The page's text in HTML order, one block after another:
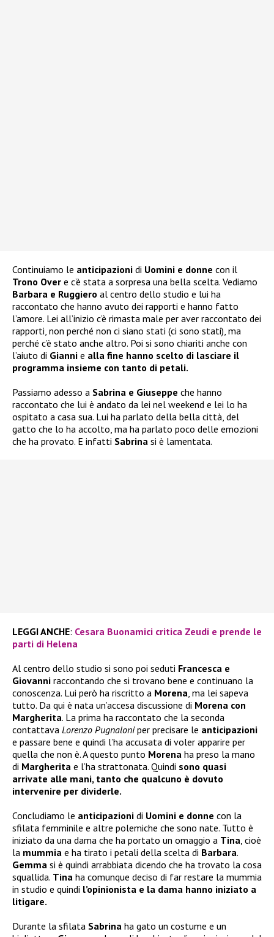
Continuiamo le anticipazioni di Uomini e donne con il
Trono Over e c’è stata a sorpresa una bella scelta. Vediamo
Barbara e Ruggiero al centro dello studio e lui ha
raccontato che hanno avuto dei rapporti e hanno fatto
l’amore. Lei all’inizio c’è rimasta male per aver raccontato dei
rapporti, non perché non ci siano stati (ci sono stati), ma
perché c’è stato anche altro. Poi si sono chiariti anche con
l’aiuto di Gianni e alla fine hanno scelto di lasciare il
programma insieme con tanto di petali.
Passiamo adesso a Sabrina e Giuseppe che hanno
raccontato che lui è andato da lei nel weekend e lei lo ha
ospitato a casa sua. Lui ha parlato della bella città, del
gatto che lo ha accolto, ma ha parlato poco delle emozioni
che ha provato. E infatti Sabrina si è lamentata.
LEGGI ANCHE: Cesara Buonamici critica Zeudi e prende le
parti di Helena
Al centro dello studio si sono poi seduti Francesca e
Giovanni raccontando che si trovano bene e continuano la
conoscenza. Lui però ha riscritto a Morena, ma lei sapeva
tutto. Da qui è nata un’accesa discussione di Morena con
Margherita. La prima ha raccontato che la seconda
contattava Lorenzo Pugnaloniper precisare le anticipazioni
e passare bene e quindi l’ha accusata di voler apparire per
quella che non è. A questo punto Morena ha preso la mano
di Margherita e l’ha strattonata. Quindi sono quasi
arrivate alle mani, tanto che qualcuno è dovuto
intervenire per dividerle.
Concludiamo le anticipazioni di Uomini e donne con la
sfilata femminile e altre polemiche che sono nate. Tutto è
iniziato da una dama che ha portato un omaggio a Tina, cioè
la mummia e ha tirato i petali della scelta di Barbara.
Gemma si è quindi arrabbiata dicendo che ha trovato la cosa
squallida. Tina ha comunque deciso di far restare la mummia
in studio e quindi l’opinionista e la dama hanno iniziato a
litigare.
Durante la sfilata Sabrina ha gato un costume e un